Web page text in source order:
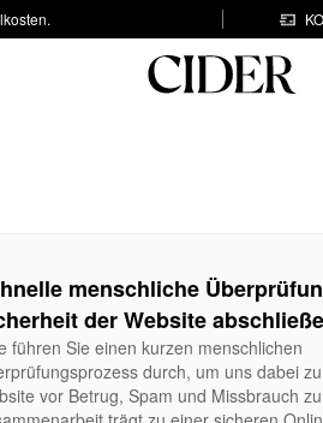
menschliche
der Website
führen Sie einen kurzen menschlichen
durch, um uns dabei
vor Betrug, Spam und Missbrauch